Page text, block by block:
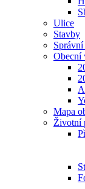
Ulice
Stavby
Obecní
Mapa
Životní